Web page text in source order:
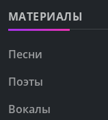
МАТЕРИАЛЫ
Песни
Поэты
Вокалы